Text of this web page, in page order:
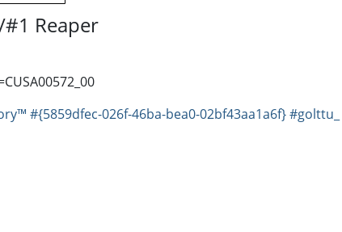
Reaper
#{5859dfec-026f-46ba-bea0-02bf43aa1a6f}#golttu_